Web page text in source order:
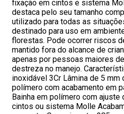
fixação em cintos e sistema
destaca pelo seu tamanho
utilizado para todas as
destinado para uso em
florestas. Pode ocorrer riscos
mantido fora do alcance de
apenas por pessoas maiores
destreza no manejo.
inoxidável 3Cr Lâmina de 5
polímero com acabamento em
Bainha em polímero com
cintos ou sistema Molle